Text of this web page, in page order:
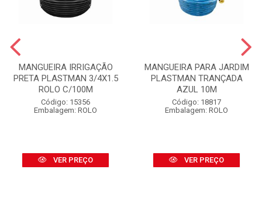
MANGUEIRA IRRIGAÇÃO
PRETA PLASTMAN 3/4X1.5
ROLO C/100M
Código: 15356
Embalagem: ROLO
VER PREÇO
MANGUEIRA PARA JARDIM
PLASTMAN TRANÇADA
AZUL 10M
Código: 18817
Embalagem: ROLO
VER PREÇO